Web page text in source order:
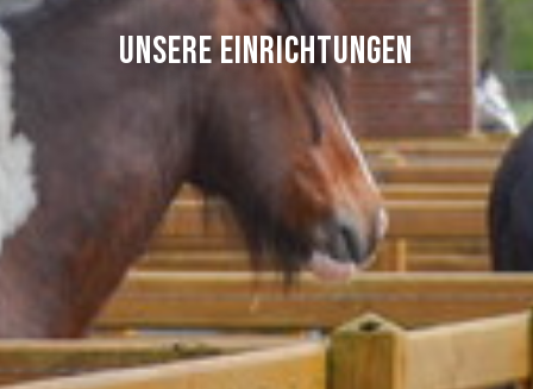
Unsere Einrichtungen